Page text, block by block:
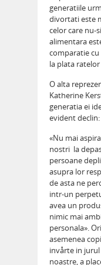
generatiile
divortati este
celor care nu-
alimentara
comparatie
la plata
O alta
Katherine
generatia ei
evident declin:
«Nu mai
nostri  la
persoane
asupra lor
de asta ne
intr-un
avea un
nimic mai
personala».
asemenea
invårte in
noastre, a